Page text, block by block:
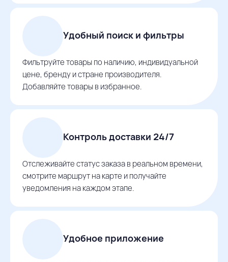
Удобный поиск и фильтры
Фильтруйте товары по наличию, индивидуальной
цене, бренду и стране производителя.
Добавляйте товары в избранное.
Контроль доставки 24/7
Отслеживайте статус заказа в реальном времени,
смотрите маршрут на карте и получайте
уведомления на каждом этапе.
Удобное приложение